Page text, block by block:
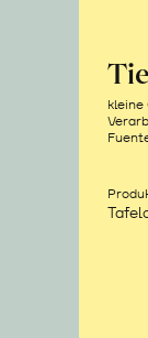
kleine